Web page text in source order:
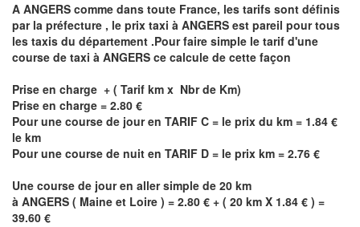
A ANGERS comme dans toute France, les tarifs sont définis
par la préfecture , le prix taxi à ANGERS est pareil pour tous
les taxis du département .Pour faire simple le tarif d'une
course de taxi à ANGERS ce calcule de cette façon
Prise en charge + ( Tarif km x Nbr de Km)
Prise en charge = 2.80 €
Pour une course de jour en TARIF C = le prix du km = 1.84 €
le km
Pour une course de nuit en TARIF D = le prix km = 2.76 €
Une course de jour en aller simple de 20 km
à ANGERS ( Maine et Loire ) = 2.80 € + ( 20 km X 1.84 € ) =
39.60 €